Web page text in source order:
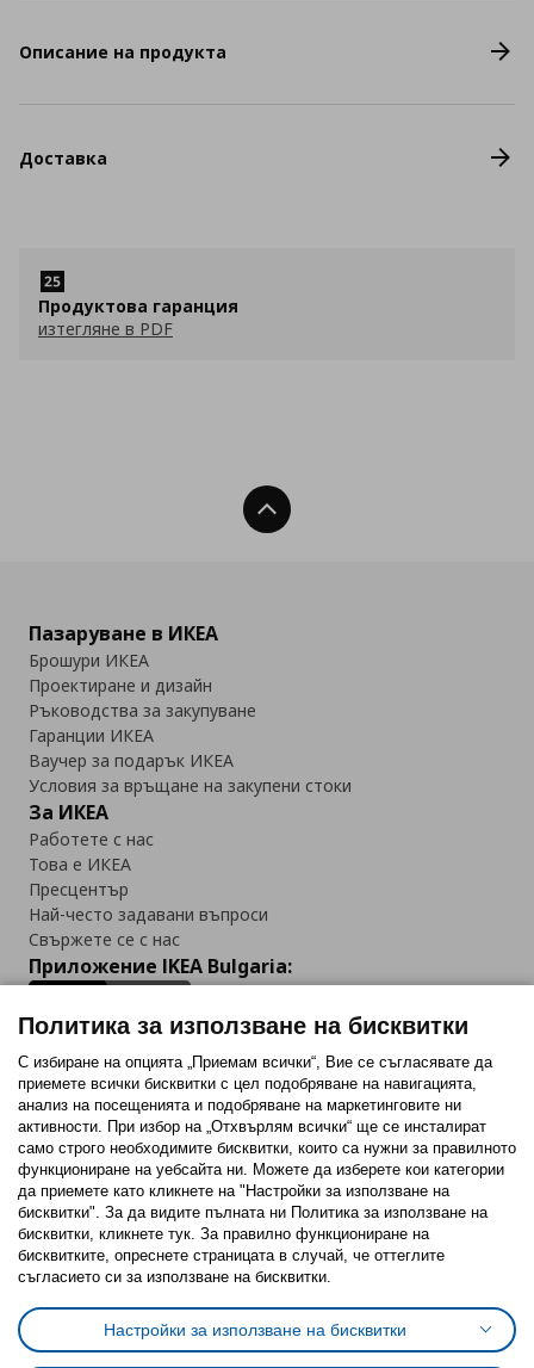
Описание на продукта
Доставка
Продуктова гаранция
изтегляне в PDF
Нагоре
Пазаруване в ИКЕА
Брошури ИКЕА
Проектиране и дизайн
Ръководства за закупуване
Гаранции ИКЕА
Ваучер за подарък ИКЕА
Условия за връщане на закупени стоки
За ИКЕА
Работете с нас
Това е ИКЕА
Пресцентър
Най-често задавани въпроси
Свържете се с нас
Приложение IKEA Bulgaria:
Последвайте ни:
FacebookTwitterYoutubePinterestInstagram
Политика за използване на бисквитки (Cookies)
Избор на настройки за използване на бисквитки
Условия за ползване на ikea.bgОбща политика за личните данни
Политика за защита на личните данни на ikea.bg
Политика за използване на бисквитки
С избиране на опцията „Приемам всички“, Вие се съгласявате да
приемете всички бисквитки с цел подобряване на навигацията,
анализ на посещенията и подобряване на маркетинговите ни
активности. При избор на „Отхвърлям всички“ ще се инсталират
само строго необходимитe бисквитки, които са нужни за правилното
функциониране на уебсайта ни. Можете да изберете кои категории
да приемете като кликнете на "Настройки за използване на
бисквитки". За да видите пълната ни Политика за използване на
бисквитки, кликнете тук. За правилно функциониране на
бисквитките, опреснете страницата в случай, че оттеглите
съгласието си за използване на бисквитки.
Настройки за използване на бисквитки